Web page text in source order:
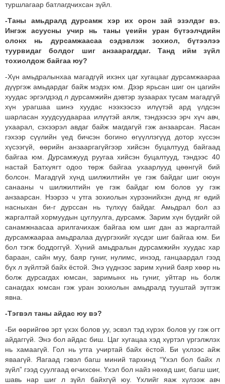
туршлагаар батлагдчихсан зүйл.
-Таны амьдралд дурсамж хэр их орон зай эзэлдэг вэ.
Ингэж асуусны учир нь таны үеийн уран бүтээлчдийн
олонх нь дурсамжаасаа сэдэвлэж зохиол, бүтээлээ
туурвидаг болдог шиг анзаарагддаг. Танд ийм зүйл
тохиолдож байгаа юу?
-Хүн амьдралынхаа магадгүй ихэнх цаг хугацааг дурсамжаараа
дүүргэж амьдардаг байж мэдэх юм. Дээр ярьсан шиг он цагийн
хуудас эргэлдээд л дурсамжийн дэвтэр зузаарах тусам магадгүй
хүн урагшаа шинэ хуудас нээхээсээ илүүтэй ард үлдсэн
шарласан хуудсуудаараа илүүтэй аялж, тэндээсээ эрч хүч авч,
ухаарал, сэхээрэл авдаг байж магдагүй гэж анзаарсан. Яасан
гэхээр сүүлийн үед бичсэн богино өгүүллэгүүд дотор хүссэн
хүсээгүй, өөрийн анзааргагүйгээр хийсэн буцалтууд байгаад
байгаа юм. Дурсамжууд руугаа хийсэн буцалтууд, тэндээс 40
настай Батхуягт одоо төрж байгаа ухаарлууд цөөнгүй бий
болсон. Магадгүй хүнд шилжилтийн үе гэж байдаг шиг оюун
санааны ч шилжилтийн үе гэж байдаг юм болов уу гэж
анзаарсан. Нээрээ ч утга зохиолын хүрээнийхэн дунд яг өдий
насныхан би-г дурссан нь түлхүү байдаг. Амьдрал бол аз
жаргалтай хормуудын цуглуулга, дурсамж. Зарим хүн бүгдийг ой
санамжнаасаа арилгачихаж байгаа юм шиг дан аз жаргалтай
дурсамжаараа амьдралаа дүүргэхийг хүсдэг шиг байгаа юм. Би
бол тэгж боддоггүй. Хүний амьдралын дурсамжийн хуудас хар
бараан, сайн муу, баяр гуниг, нулимс, инээд, ганцаардал гээд
бүх л зүйлтэй байх ёстой. Энэ үүднээс зарим хүний баяр хөөр нь
болж дурсагдах юмсан, заримынх нь гуниг, уйтгар нь болж
санагдах юмсан гэж уран зохиолын амьдралд тууштай зүтгэж
явна.
-Тэгвэл таны айдас юу вэ?
-Би өөрийгөө эрт үхэх болов уу, эсвэл тэд хүрэх болов уу гэж огт
айдаггүй. Энэ бол айдас биш. Цаг хугацаа хэд хүртэл үргэлжлэх
нь хамаагүй. Гол нь утга учиртай байх ёстой. Би үхлээс айж
яваагүй. Яагаад гэвэл багш миний тархинд “Үхэл бол байх л
зүйл” гээд суулгаад өгчихсөн. Үхэл бол найз нөхөд шиг, багш шиг,
шавь нар шиг л зүйл байхгүй юу. Үхлийг яаж хүлээж авч